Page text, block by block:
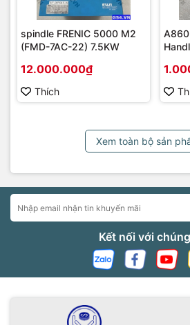
spindle FRENIC 5000 M2
(FMD-7AC-22) 7.5KW
12.000.000₫
Thích
Xem toàn bộ sản
Kết nối với